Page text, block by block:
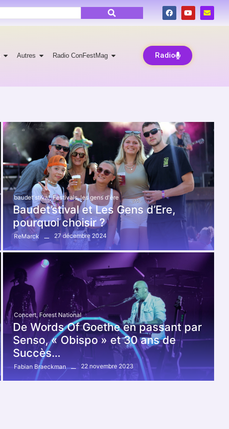
Autres Radio ConFestMag Radio
baudet'stival, Festivals, les gens d'ère
Baudet’stival et Les Gens d’Ere,
pourquoi choisir ?
ReMarck 27 décembre 2024
Concert, Forest National
De Words Of Goethe en passant par
Senso, « Obispo » et 30 ans de
Succès…
Fabian Braeckman 22 novembre 2023